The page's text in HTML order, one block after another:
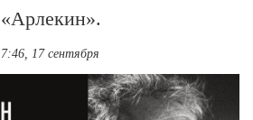
«Арлекин».
7:46, 17 сентября